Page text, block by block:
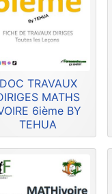
DOC TRAVAUX
MATHS
6ième BY
TEHUA